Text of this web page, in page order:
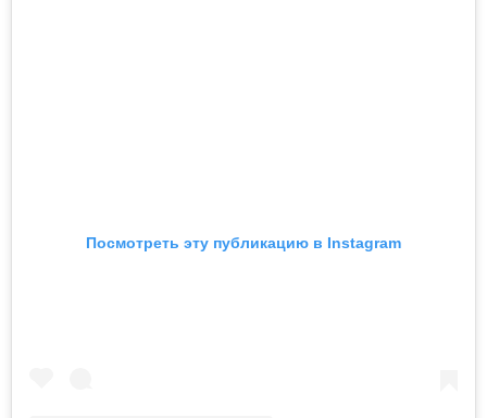
Посмотреть эту публикацию в Instagram